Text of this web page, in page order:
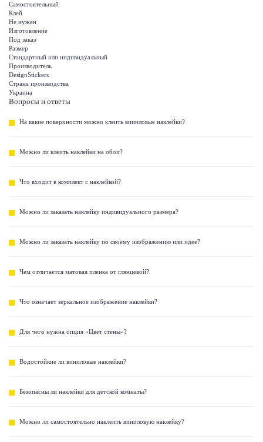
Самостоятельный
Клей
Не нужен
Изготовление
Под заказ
Размер
Стандартный или индивидуальный
Производитель
DesignStickers
Страна производства
Украина
Вопросы и ответы
На какие поверхности можно клеить виниловые наклейки?
Можно ли клеить наклейки на обои?
Что входит в комплект с наклейкой?
Можно ли заказать наклейку индивидуального размера?
Можно ли заказать наклейку по своему изображению или идее?
Чем отличается матовая пленка от глянцевой?
Что означает зеркальное изображение наклейки?
Для чего нужна опция «Цвет стены»?
Водостойкие ли виниловые наклейки?
Безопасны ли наклейки для детской комнаты?
Можно ли самостоятельно наклеить виниловую наклейку?